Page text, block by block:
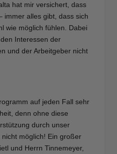
hat mir versichert, dass
immer alles gibt, dass sich
wie möglich fühlen. Dabei
Interessen der
und der Arbeitgeber nicht
auf jeden Fall sehr
denn ohne diese
durch unser
möglich! Ein großer
und Herrn Tinnemeyer,